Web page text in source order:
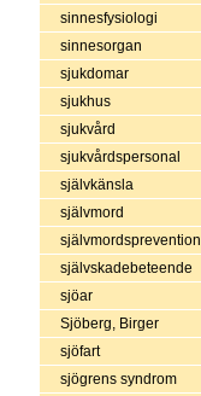
sinnesfysiologi
sinnesorgan
sjukdomar
sjukhus
sjukvård
sjukvårdspersonal
självkänsla
självmord
självmordsprevention
självskadebeteende
sjöar
Sjöberg, Birger
sjöfart
sjögrens syndrom